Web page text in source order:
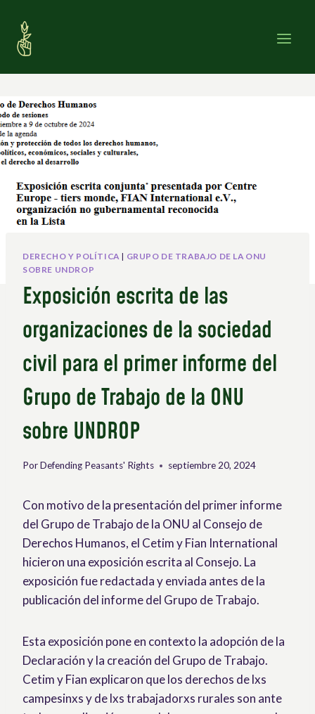
contenido
DERECHO Y POLÍTICA | GRUPO DE TRABAJO DE LA ONU
SOBRE UNDROP
Exposición escrita de las
organizaciones de la sociedad
civil para el primer informe del
Grupo de Trabajo de la ONU
sobre UNDROP
PorDefending Peasants' Rights septiembre 20, 2024
Con motivo de la presentación del primer informe
del Grupo de Trabajo de la ONU al Consejo de
Derechos Humanos, el Cetim y Fian International
hicieron una exposición escrita al Consejo. La
exposición fue redactada y enviada antes de la
publicación del informe del Grupo de Trabajo.
Esta exposición pone en contexto la adopción de la
Declaración y la creación del Grupo de Trabajo.
Cetim y Fian explicaron que los derechos de lxs
campesinxs y de lxs trabajadorxs rurales son ante